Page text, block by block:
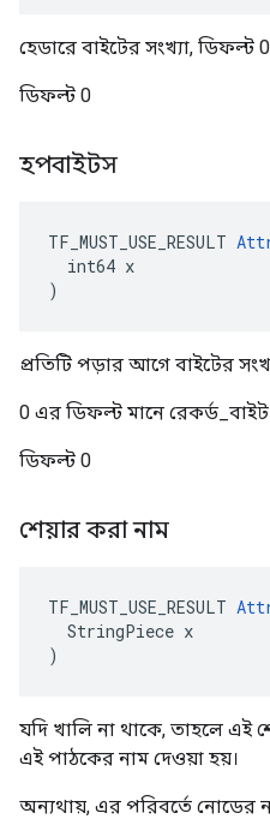
হেডারে বাইটের সংখ্যা, ডিফল্ট
ডিফল্ট 0
হপবাইটস
TF_MUST_USE_RESULT
  int64 x
)
প্রতিটি পড়ার আগে বাইটের
0 এর ডিফল্ট মানে
ডিফল্ট 0
শেয়ার করা নাম
TF_MUST_USE_RESULT
  StringPiece x
)
যদি খালি না থাকে, তাহলে এই
এই পাঠকের নাম দেওয়া হয়।
অন্যথায়, এর পরিবর্তে নোডের